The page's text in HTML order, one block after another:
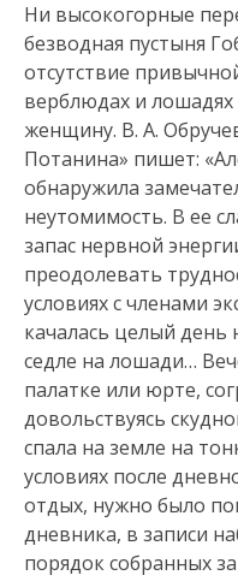
Ни высокогорные
безводная пустыня
отсутствие
верблюдах и
женщину. В. А.
Потанина» пишет:
обнаружила
неутомимость. В ее
запас нервной
преодолевать
условиях с членами
качалась целый день
седле на лошади…
палатке или юрте,
довольствуясь
спала на земле на
условиях после
отдых, нужно было
дневника, в записи
порядок собранных